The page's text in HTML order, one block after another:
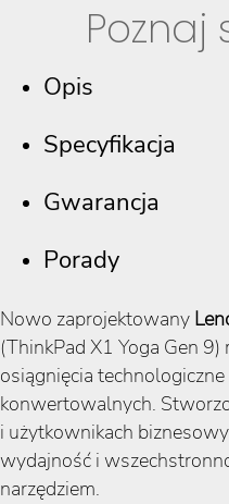
Poznaj
Opis
Specyfikacja
Gwarancja
Porady
Nowo zaprojektowany
(ThinkPad X1 Yoga Gen
osiągnięcia
konwertowalnych.
i użytkownikach
wydajność i
narzędziem.